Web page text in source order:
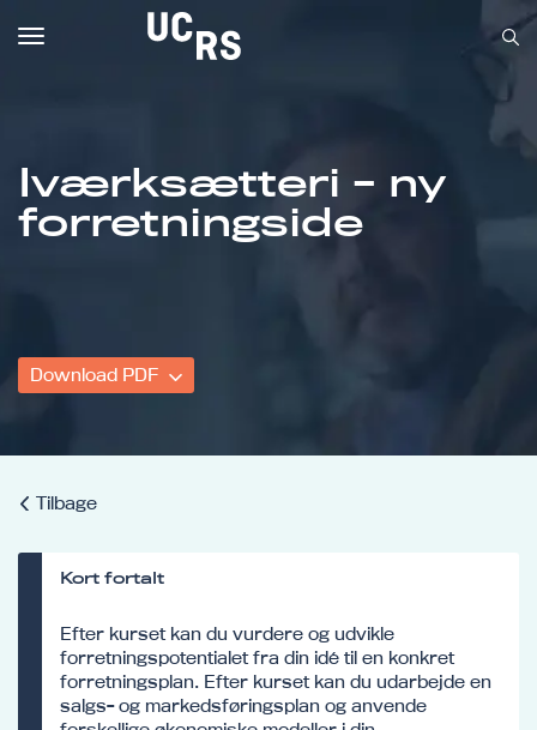
Om UCRS
Iværksætteri - ny
forretningside
Download PDF
Tilbage
Kort fortalt
Efter kurset kan du vurdere og udvikle
forretningspotentialet fra din idé til en konkret
forretningsplan. Efter kurset kan du udarbejde en
salgs- og markedsføringsplan og anvende